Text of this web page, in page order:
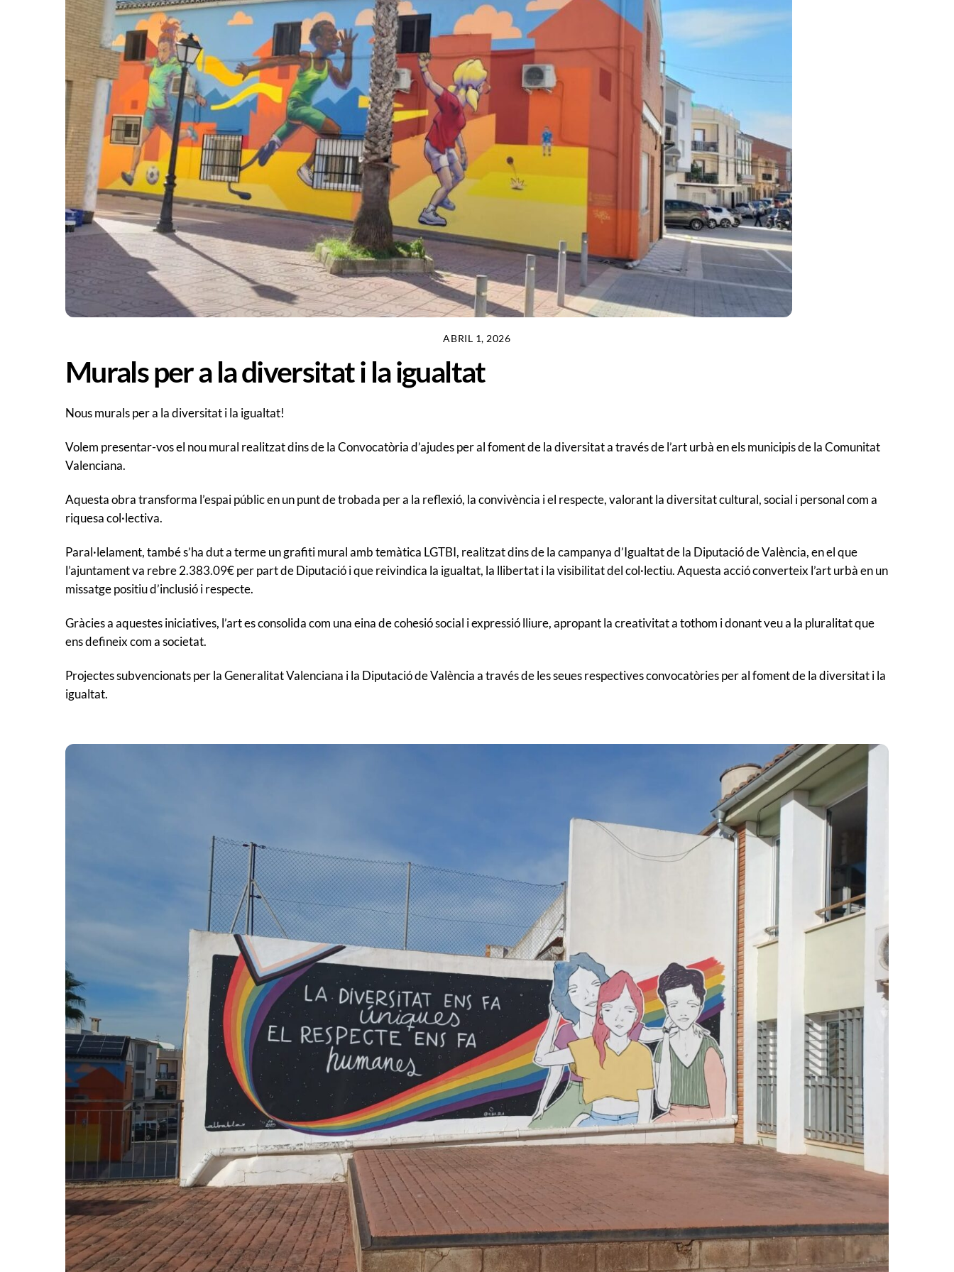
ABRIL 1, 2026
Murals per a la diversitat i la igualtat
Nous murals per a la diversitat i la igualtat!
Volem presentar-vos el nou mural realitzat dins de la Convocatòria d’ajudes per al foment de la diversitat a través de l’art urbà en els municipis de la Comunitat
Valenciana.
Aquesta obra transforma l’espai públic en un punt de trobada per a la reflexió, la convivència i el respecte, valorant la diversitat cultural, social i personal com a
riquesa col·lectiva.
Paral·lelament, també s’ha dut a terme un grafiti mural amb temàtica LGTBI, realitzat dins de la campanya d’Igualtat de la Diputació de València, en el que
l’ajuntament va rebre 2.383.09€ per part de Diputació i que reivindica la igualtat, la llibertat i la visibilitat del col·lectiu. Aquesta acció converteix l’art urbà en un
missatge positiu d’inclusió i respecte.
Gràcies a aquestes iniciatives, l’art es consolida com una eina de cohesió social i expressió lliure, apropant la creativitat a tothom i donant veu a la pluralitat que
ens defineix com a societat.
Projectes subvencionats per la Generalitat Valenciana i la Diputació de València a través de les seues respectives convocatòries per al foment de la diversitat i la
igualtat.